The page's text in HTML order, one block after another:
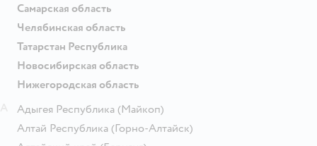
Самарская область
Челябинская область
Татарстан Республика
Новосибирская область
Нижегородская область
Адыгея Республика (Майкоп)
Алтай Республика (Горно-Алтайск)